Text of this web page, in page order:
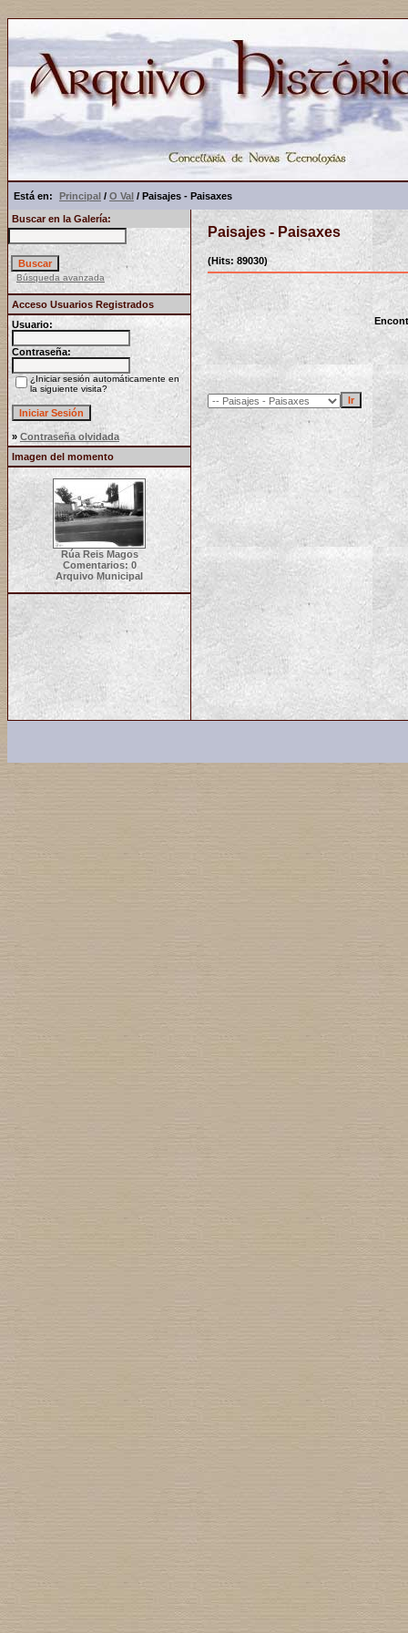
Está en: Principal / O Val / Paisajes - Paisaxes
Buscar en la Galería:
Búsqueda avanzada
Acceso Usuarios Registrados
Usuario:
Contraseña:
¿Iniciar sesión automáticamente en
la siguiente visita?
» Contraseña olvidada
Imagen del momento
Rúa Reis Magos
Comentarios: 0
Arquivo Municipal
Paisajes - Paisaxes
(Hits: 89030)